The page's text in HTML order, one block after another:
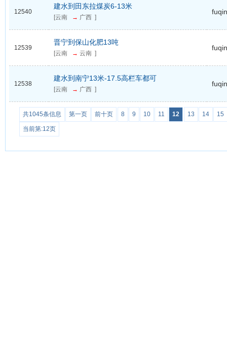
12540
建水到田东拉煤炭6-13米
[云南 → 广西 ]
12539
晋宁到保山化肥13吨
[云南 → 云南 ]
12538
建水到南宁13米-17.5高栏车都可
[云南 → 广西 ]
共1045条信息 第一页 前十页 8 9 10 11 12 13 14 15
当前第:12页